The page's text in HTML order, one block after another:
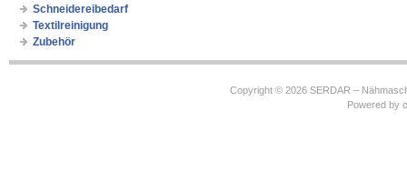
Schneidereibedarf
Textilreinigung
Zubehör
Copyright © 2026 SERDAR –
Powered by